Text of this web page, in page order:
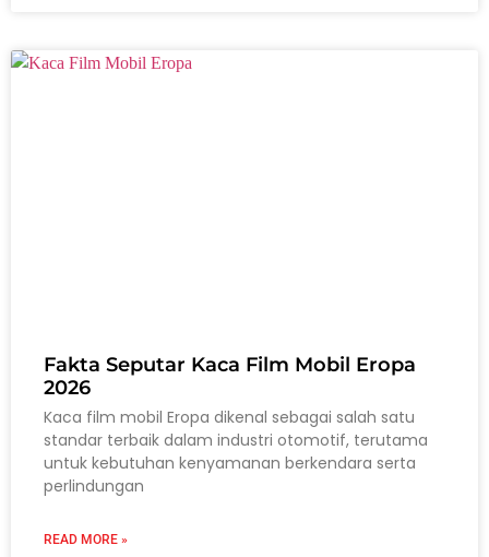
Fakta Seputar Kaca Film Mobil Eropa
2026
Kaca film mobil Eropa dikenal sebagai salah satu
standar terbaik dalam industri otomotif, terutama
untuk kebutuhan kenyamanan berkendara serta
perlindungan
READ MORE »